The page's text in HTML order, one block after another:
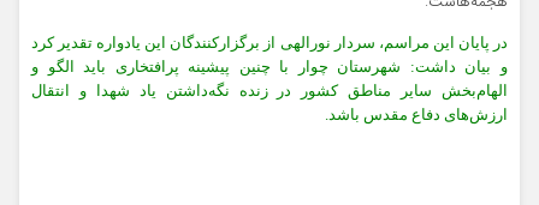
در پایان این مراسم، سردار نورالهی از برگزارکنندگان این یادواره تقدیر کرد
و بیان داشت: شهرستان چوار با چنین پیشینه پرافتخاری باید الگو و
الهام‌بخش سایر مناطق کشور در زنده نگه‌داشتن یاد شهدا و انتقال
ارزش‌های دفاع مقدس باشد.